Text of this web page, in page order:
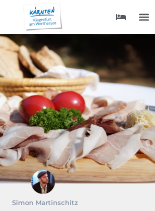
Simon Martinschitz